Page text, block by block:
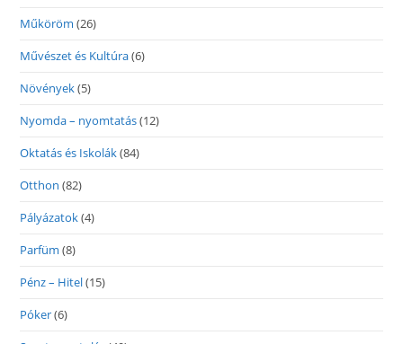
Műköröm (26)
Művészet és Kultúra(6)
Növények(5)
Nyomda – nyomtatás(12)
Oktatás és Iskolák(84)
Otthon (82)
Pályázatok(4)
Parfüm (8)
Pénz – Hitel(15)
Póker(6)